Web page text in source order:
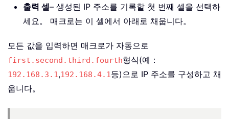
출력 셀– 생성된 IP 주소를 기록할 첫 번째 셀을 선택하
세요。 매크로는 이 셀에서 아래로 채웁니다。
모든 값을 입력하면 매크로가 자동으로
first.second.third.fourth형식(예：
192.168.3.1,192.168.4.1등)으로 IP 주소를 구성하고 채
웁니다。